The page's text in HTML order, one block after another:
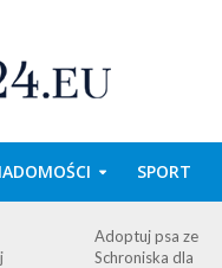
SPORT
Arena Lodowa w
Tomaszowie